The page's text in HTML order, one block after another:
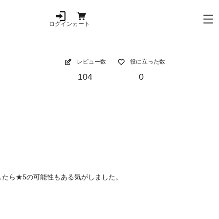
ログインカート
レビュー数
104
役に立った数
0
ら★5の可能性もある気がしました。